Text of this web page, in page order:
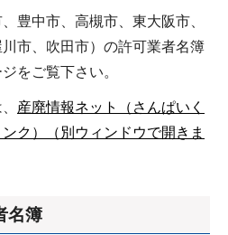
豊中市、高槻市、東大阪市、
市、吹田市）の許可業者名簿
をご覧下さい。
産廃情報ネット（さんぱいく
ク）（別ウィンドウで開きま
名簿